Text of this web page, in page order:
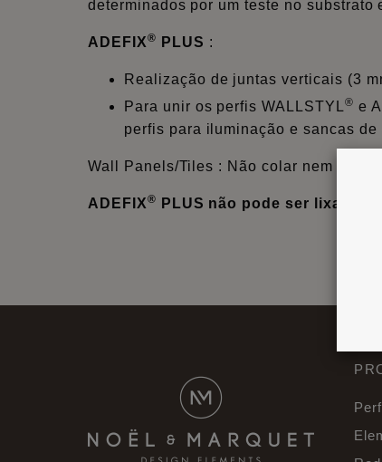
determinados por um teste no
ADEFIX® PLUS :
Realização de juntas verticais (3
Para unir os perfis WALLSTYL® e
perfis para iluminação e sancas
Wall Panels/Tiles : Não colar nem
ADEFIX® PLUS não pode ser lixado